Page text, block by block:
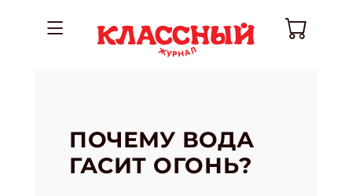
ПОЧЕМУ ВОДА
ГАСИТ ОГОНЬ?